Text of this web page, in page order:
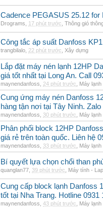
Cadence PEGASUS 25.12 for
Drograms 17 phút trước Thông gió
Công tắc áp suất Danfoss
trangbilalo 22 phút trước Xây dựng
Lắp đặt máy nén lạnh 12HP
giá tốt nhất tại Long An. Call
maynendanfoss 24 phút trước Máy lạnh
Cung ứng máy nén Danfoss
hàng tận nơi tại Tây Ninh.
maynendanfoss 30 phút trước Máy lạnh
Phân phối block 12HP
giá rẻ trên toàn quốc. Liên hệ
maynendanfoss 33 phút trước Máy lạnh
Bí quyết lựa chọn chổi than
quanglan77 39 phút trước Máy tính -
Cung cấp block lạnh Danfoss
tốt tại Nha Trang. Hotline 0931
maynendanfoss 43 phút trước Máy lạnh